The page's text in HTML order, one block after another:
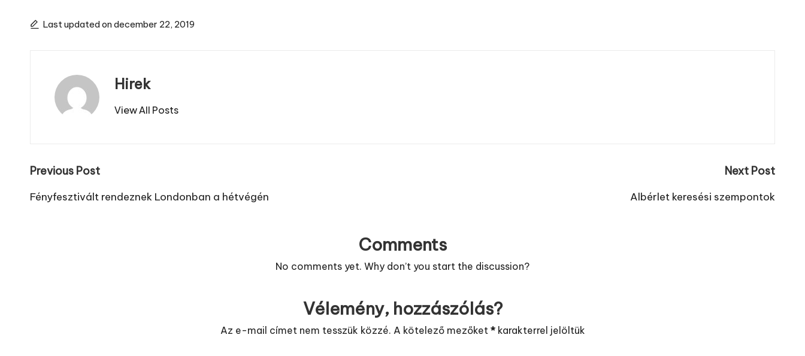
Last updated on december 22, 2019
Hirek
View All Posts
Post
navigation
Previous Post
Fényfesztivált rendeznek Londonban a hétvégén
Next Post
Albérlet keresési szempontok
Comments
No comments yet. Why don’t you start the discussion?
Vélemény, hozzászólás?
Az e-mail címet nem tesszük közzé. A kötelező mezőket *karakterrel jelöltük